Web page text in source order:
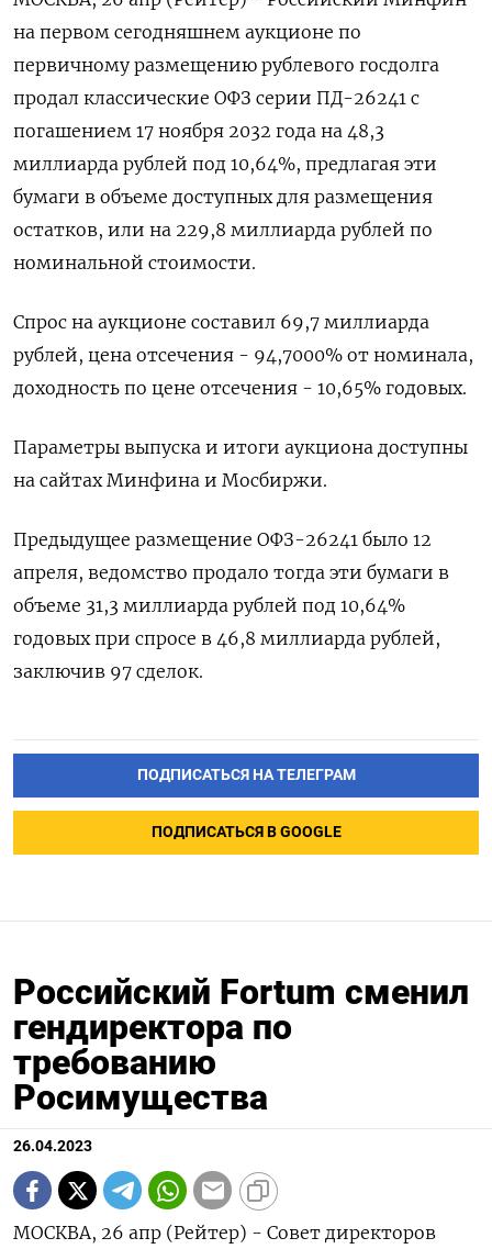
на первом сегодняшнем аукционе по
первичному размещению рублевого госдолга
продал классические ОФЗ серии ПД-26241 с
погашением 17 ноября 2032 года на 48,3
миллиарда рублей под 10,64%, предлагая эти
бумаги в объеме доступных для размещения
остатков, или на 229,8 миллиарда рублей по
номинальной стоимости.
Спрос на аукционе составил 69,7 миллиарда
рублей, цена отсечения - 94,7000% от номинала,
доходность по цене отсечения - 10,65% годовых.
Параметры выпуска и итоги аукциона доступны
на сайтах Минфина и Мосбиржи.
Предыдущее размещение ОФЗ-26241 было 12
апреля, ведомство продало тогда эти бумаги в
объеме 31,3 миллиарда рублей под 10,64%
годовых при спросе в 46,8 миллиарда рублей,
заключив 97 сделок.
ПОДПИСАТЬСЯ НА ТЕЛЕГРАМ
ПОДПИСАТЬСЯ В GOOGLE
Российский Fortum сменил
гендиректора по
требованию
Росимущества
26.04.2023
МОСКВА, 26 апр (Рейтер) - Совет директоров